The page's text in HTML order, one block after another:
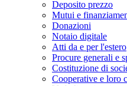
Deposito prezzo
Mutui e
Donazioni
Notaio digitale
Atti da e per l'estero
Procure generali e
Costituzione di
Cooperative e loro